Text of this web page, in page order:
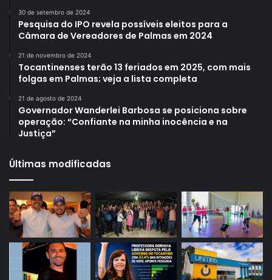
30 de setembro de 2024
Pesquisa do IPO revela possíveis eleitos para a
Câmara de Vereadores de Palmas em 2024
21 de novembro de 2024
Tocantinenses terão 13 feriados em 2025, com mais
folgas em Palmas; veja a lista completa
21 de agosto de 2024
Governador Wanderlei Barbosa se posiciona sobre
operação: “Confiante na minha inocência e na
Justiça”
Últimas modificadas